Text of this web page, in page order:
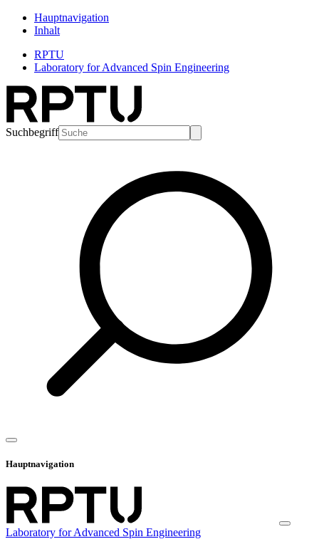
Hauptnavigation
Inhalt
RPTU
Laboratory for Advanced Spin Engineering
Suchbegriff
Hauptnavigation
Laboratory for Advanced Spin Engineering